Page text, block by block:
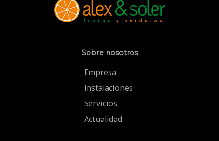
Sobre nosotros
Empresa
Instalaciones
Servicios
Actualidad